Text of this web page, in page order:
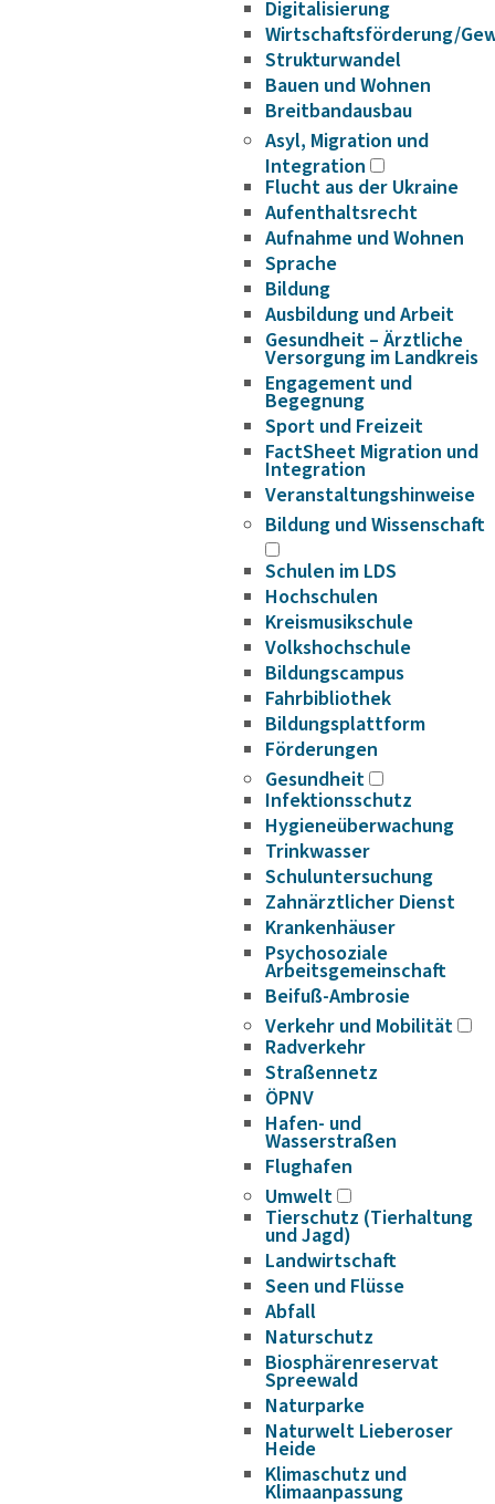
Digitalisierung
Wirtschaftsförderung/
Strukturwandel
Bauen und Wohnen
Breitbandausbau
Asyl, Migration und
Integration
Flucht aus der Ukraine
Aufenthaltsrecht
Aufnahme und Wohnen
Sprache
Bildung
Ausbildung und Arbeit
Gesundheit – Ärztliche
Versorgung im Landkreis
Engagement und
Begegnung
Sport und Freizeit
FactSheet Migration und
Integration
Veranstaltungshinweise
Bildung und Wissenschaft
Schulen im LDS
Hochschulen
Kreismusikschule
Volkshochschule
Bildungscampus
Fahrbibliothek
Bildungsplattform
Förderungen
Gesundheit
Infektionsschutz
Hygieneüberwachung
Trinkwasser
Schuluntersuchung
Zahnärztlicher Dienst
Krankenhäuser
Psychosoziale
Arbeitsgemeinschaft
Beifuß-Ambrosie
Verkehr und Mobilität
Radverkehr
Straßennetz
ÖPNV
Hafen- und
Wasserstraßen
Flughafen
Umwelt
Tierschutz (Tierhaltung
und Jagd)
Landwirtschaft
Seen und Flüsse
Abfall
Naturschutz
Biosphärenreservat
Spreewald
Naturparke
Naturwelt Lieberoser
Heide
Klimaschutz und
Klimaanpassung